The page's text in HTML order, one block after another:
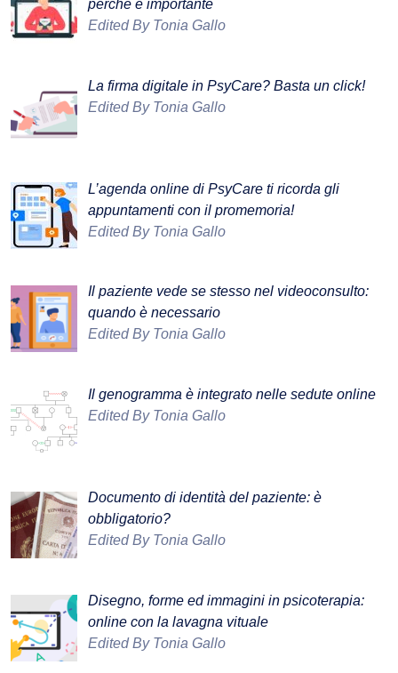
perché è importante
Edited By Tonia Gallo
La firma digitale in PsyCare? Basta un click!
Edited By Tonia Gallo
L’agenda online di PsyCare ti ricorda gli
appuntamenti con il promemoria!
Edited By Tonia Gallo
Il paziente vede se stesso nel videoconsulto:
quando è necessario
Edited By Tonia Gallo
Il genogramma è integrato nelle sedute online
Edited By Tonia Gallo
Documento di identità del paziente: è
obbligatorio?
Edited By Tonia Gallo
Disegno, forme ed immagini in psicoterapia:
online con la lavagna vituale
Edited By Tonia Gallo